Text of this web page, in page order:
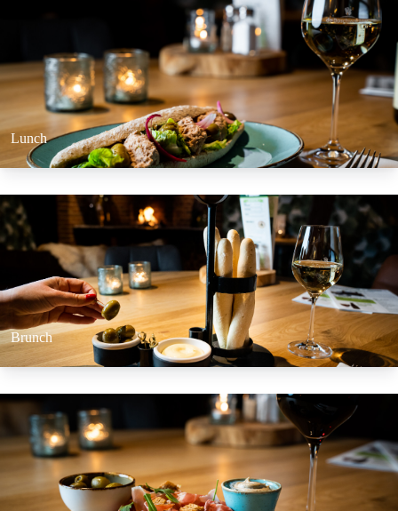
Lunch
Set Link
Brunch
Set Link